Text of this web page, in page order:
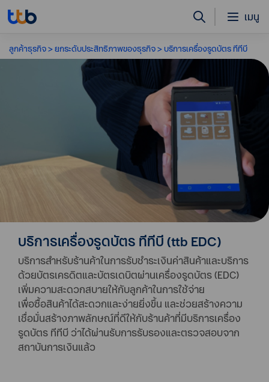
เมนู
ลูกค้าธุรกิจ ยกระดับประสิทธิภาพของธุรกิจ บริการเครื่องรูดบัตร ทีทีบี
บริการเครื่องรูดบัตร ทีทีบี (ttb EDC)
บริการสำหรับร้านค้าในการรับชำระเงินค่าสินค้าและบริการ
ด้วยบัตรเครดิตและบัตรเดบิตผ่านเครื่องรูดบัตร (EDC)
เพิ่มความสะดวกสบายให้กับลูกค้าในการใช้จ่าย
เพื่อซื้อสินค้าได้สะดวกและง่ายยิ่งขึ้น และช่วยสร้างความ
เชื่อมั่นสร้างภาพลักษณ์ที่ดีให้กับร้านค้าที่มีบริการเครื่อง
รูดบัตร ทีทีบี ว่าได้ผ่านรับการรับรองและตรวจสอบจาก
สถาบันการเงินแล้ว